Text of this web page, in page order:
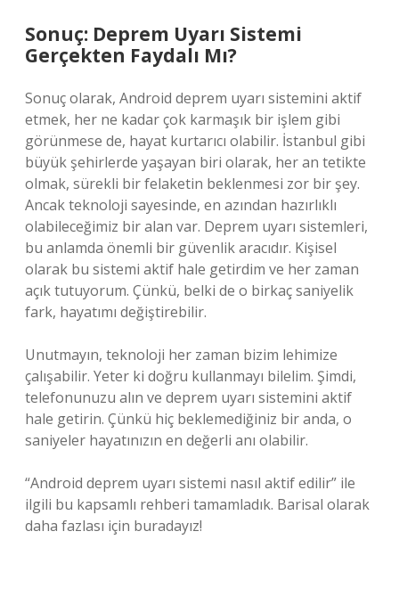
Sonuç: Deprem Uyarı Sistemi
Gerçekten Faydalı Mı?
Sonuç olarak, Android deprem uyarı sistemini aktif
etmek, her ne kadar çok karmaşık bir işlem gibi
görünmese de, hayat kurtarıcı olabilir. İstanbul gibi
büyük şehirlerde yaşayan biri olarak, her an tetikte
olmak, sürekli bir felaketin beklenmesi zor bir şey.
Ancak teknoloji sayesinde, en azından hazırlıklı
olabileceğimiz bir alan var. Deprem uyarı sistemleri,
bu anlamda önemli bir güvenlik aracıdır. Kişisel
olarak bu sistemi aktif hale getirdim ve her zaman
açık tutuyorum. Çünkü, belki de o birkaç saniyelik
fark, hayatımı değiştirebilir.
Unutmayın, teknoloji her zaman bizim lehimize
çalışabilir. Yeter ki doğru kullanmayı bilelim. Şimdi,
telefonunuzu alın ve deprem uyarı sistemini aktif
hale getirin. Çünkü hiç beklemediğiniz bir anda, o
saniyeler hayatınızın en değerli anı olabilir.
“Android deprem uyarı sistemi nasıl aktif edilir” ile
ilgili bu kapsamlı rehberi tamamladık. Barisal olarak
daha fazlası için buradayız!